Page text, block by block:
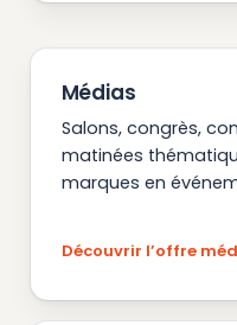
Médias
Salons, congrès,
matinées
marques en
Découvrir l’offre